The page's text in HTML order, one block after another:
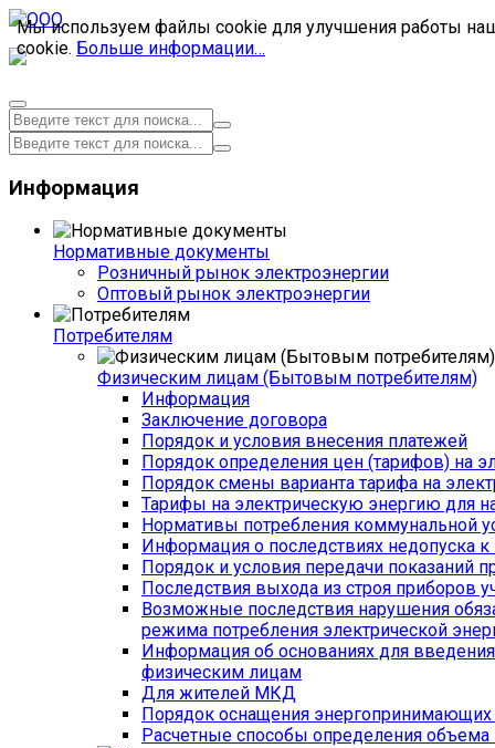
Информация
Нормативные документы
Розничный рынок электроэнергии
Оптовый рынок электроэнергии
Потребителям
Физическим лицам (Бытовым потребителям)
Информация
Заключение договора
Порядок и условия внесения платежей
Порядок определения цен (тарифов) на
Порядок смены варианта тарифа на
Тарифы на электрическую энергию для
Нормативы потребления коммунальной
Информация о последствиях недопуска
Порядок и условия передачи показаний
Последствия выхода из строя приборов
Возможные последствия нарушения
режима потребления электрической
Информация об основаниях для
физическим лицам
Для жителей МКД
Порядок оснащения энергопринимающих
Расчетные способы определения
Мы используем файлы cookie для улучшения работы
cookie. Больше информации…